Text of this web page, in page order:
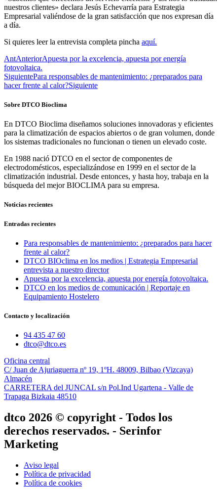
nuestros clientes» declara Jesús Echevarría para Estrategia
Empresarial valiéndose de la gran satisfacción que nos expresan día
a día.
Si quieres leer la entrevista completa pincha aquí.
AntAnteriorApuesta por la excelencia, apuesta por energía
fotovoltaica.
SiguientePara responsables de mantenimiento: ¿preparados para
hacer frente al calor?Siguiente
Sobre DTCO Bioclima
En DTCO Bioclima diseñamos soluciones innovadoras y eficientes
para la climatización de espacios abiertos o de gran volumen, donde
los sistemas tradicionales no funcionan o tienen un elevado coste.
En 1988 nació DTCO en el sector de componentes de
electrodomésticos, especializándose en 1999 en el sector de la
climatización industrial. Desde entonces, y hasta hoy, trabaja en la
búsqueda del mejor BIOCLIMA para su empresa.
Noticias recientes
Entradas recientes
Para responsables de mantenimiento: ¿preparados para hacer
frente al calor?
DTCO BIOclima en los medios | Estrategia Empresarial
entrevista a nuestro director
Apuesta por la excelencia, apuesta por energía fotovoltaica.
DTCO en los medios de comunicación | Reportaje en
Equipamiento Hostelero
Contacto y localización
94 435 47 60
dtco@dtco.es
Oficina central
C/ Juan de Ajuriaguerra nº 19, 1ºH. 48009, Bilbao (Vizcaya)
Almacén
CARRETERA del JUNCAL s/n Pol.Ind Ugartena - Valle de
Trapaga Bizkaia 48510
dtco 2026 © copyright - Todos los
derechos reservados. - Serinfor
Marketing
Aviso legal
Política de privacidad
Política de cookies